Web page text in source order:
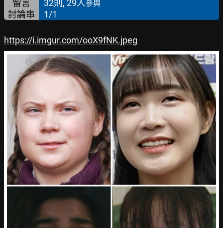
留言
32則, 29人參與
討論串 1/1
https://i.imgur.com/ooX9fNK.jpeg